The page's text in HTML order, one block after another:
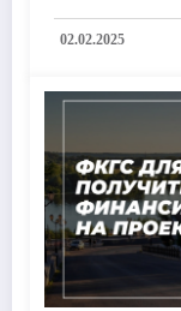
02.02.2025